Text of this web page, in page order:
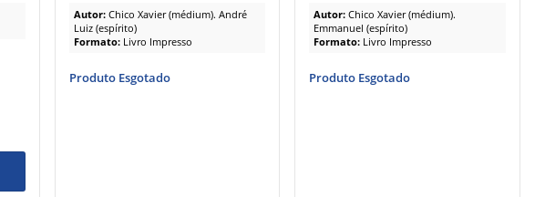
Autor: Chico Xavier (médium). André
Luiz (espírito)
Formato: Livro Impresso
Produto Esgotado
Autor:Chico Xavier (médium).
Emmanuel (espírito)
Formato: Livro Impresso
Produto Esgotado